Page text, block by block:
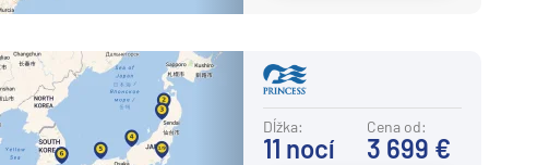
Dĺžka:
11 nocí
Cena od:
3 699 €